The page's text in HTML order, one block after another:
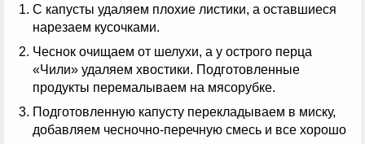
С капусты удаляем плохие листики, а оставшиеся
нарезаем кусочками.
Чеснок очищаем от шелухи, а у острого перца
«Чили» удаляем хвостики. Подготовленные
продукты перемалываем на мясорубке.
Подготовленную капусту перекладываем в миску,
добавляем чесночно-перечную смесь и все хорошо